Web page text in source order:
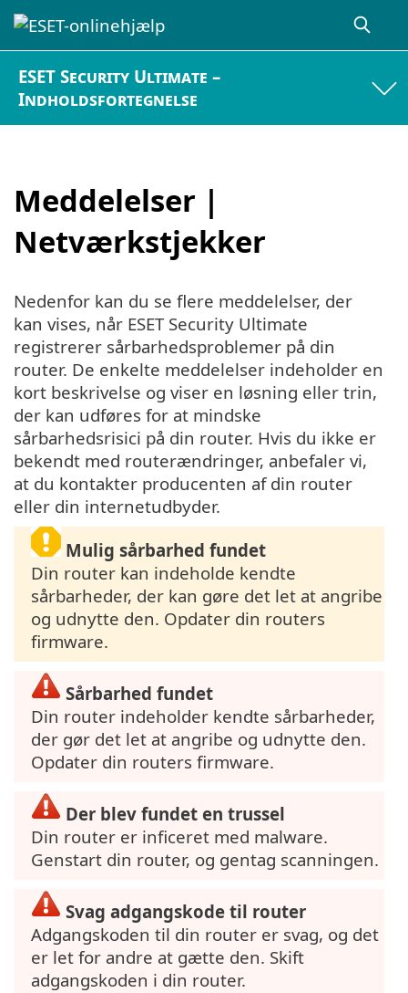
ESET Security Ultimate –
Indholdsfortegnelse
Meddelelser |
Netværkstjekker
Nedenfor kan du se flere meddelelser, der
kan vises, når ESET Security Ultimate
registrerer sårbarhedsproblemer på din
router. De enkelte meddelelser indeholder en
kort beskrivelse og viser en løsning eller trin,
der kan udføres for at mindske
sårbarhedsrisici på din router. Hvis du ikke er
bekendt med routerændringer, anbefaler vi,
at du kontakter producenten af din router
eller din internetudbyder.
Mulig sårbarhed fundet
Din router kan indeholde kendte
sårbarheder, der kan gøre det let at angribe
og udnytte den. Opdater din routers
firmware.
Sårbarhed fundet
Din router indeholder kendte sårbarheder,
der gør det let at angribe og udnytte den.
Opdater din routers firmware.
Der blev fundet en trussel
Din router er inficeret med malware.
Genstart din router, og gentag scanningen.
Svag adgangskode til router
Adgangskoden til din router er svag, og det
er let for andre at gætte den. Skift
adgangskoden i din router.